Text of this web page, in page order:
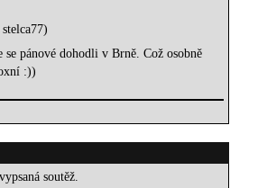
se pánové dohodli v Brně. Což osobně
:))
soutěž.